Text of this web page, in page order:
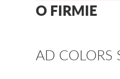
O FIRMIE
AD COLORS